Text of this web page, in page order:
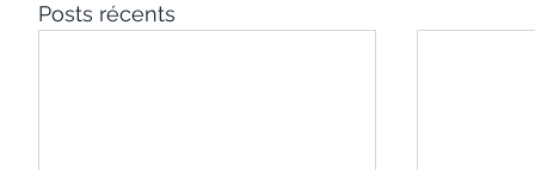
Posts récents